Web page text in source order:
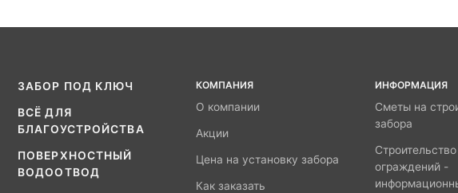
ЗАБОР ПОД КЛЮЧ
ВСЁ ДЛЯ
БЛАГОУСТРОЙСТВА
ПОВЕРХНОСТНЫЙ
ВОДООТВОД
КОМПАНИЯ
О компании
Акции
Цена на установку забора
Как заказать
ИНФОРМАЦИЯ
Сметы на
забора
ограждений -